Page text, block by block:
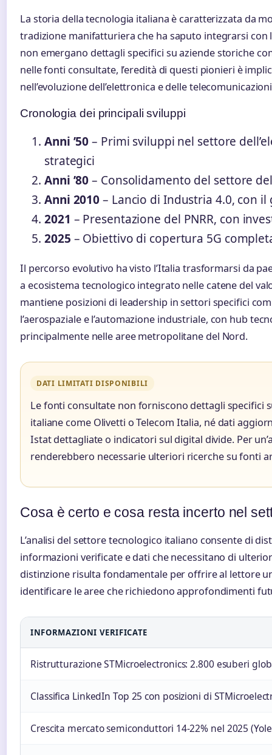
La storia della tecnologia italiana è caratterizzata da
tradizione manifatturiera che ha saputo integrarsi con
non emergano dettagli specifici su aziende storiche
nelle fonti consultate, l’eredità di questi pionieri è
nell’evoluzione dell’elettronica e delle
Cronologia dei principali sviluppi
Anni ’50– Primi sviluppi nel settore
strategici
Anni ’80– Consolidamento del settore
Anni 2010– Lancio di Industria 4.0, con
2021 – Presentazione del PNRR, con
2025 – Obiettivo di copertura 5G
Il percorso evolutivo ha visto l’Italia trasformarsi da
a ecosistema tecnologico integrato nelle catene del
mantiene posizioni di leadership in settori specifici
l’aerospaziale e l’automazione industriale, con hub
principalmente nelle aree metropolitane del Nord.
DATI LIMITATI DISPONIBILI
Le fonti consultate non forniscono dettagli specifici
italiane come Olivetti o Telecom Italia, né dati
Istat dettagliate o indicatori sul digital divide. Per
renderebbero necessarie ulteriori ricerche su fonti
Cosa è certo e cosa resta incerto nel
L’analisi del settore tecnologico italiano consente di
informazioni verificate e dati che necessitano di
distinzione risulta fondamentale per offrire al lettore
identificare le aree che richiedono approfondimenti
INFORMAZIONI VERIFICATE
Ristrutturazione STMicroelectronics: 2.800 esuberi
Classifica LinkedIn Top 25 con posizioni di
Crescita mercato semiconduttori 14-22% nel 2025